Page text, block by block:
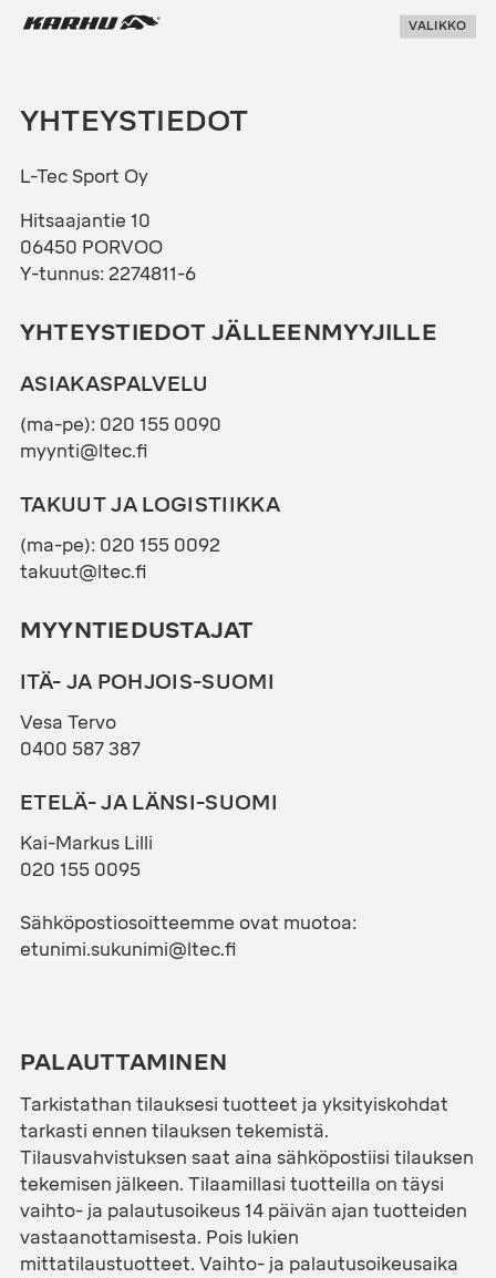
Suoraan
Karhu Pesis VALIKKO
YHTEYSTIEDOT
L-Tec Sport Oy
Hitsaajantie 10
06450 PORVOO
Y-tunnus: 2274811-6
YHTEYSTIEDOT JÄLLEENMYYJILLE
ASIAKASPALVELU
(ma-pe): 020 155 0090
myynti@ltec.fi
TAKUUT JA LOGISTIIKKA
(ma-pe): 020 155 0092
takuut@ltec.fi
MYYNTIEDUSTAJAT
ITÄ- JA POHJOIS-SUOMI
Vesa Tervo
0400 587 387
ETELÄ- JA LÄNSI-SUOMI
Kai-Markus Lilli
020 155 0095
Sähköpostiosoitteemme ovat muotoa:
etunimi.sukunimi@ltec.fi
PALAUTTAMINEN
Tarkistathan tilauksesi tuotteet ja yksityiskohdat
tarkasti ennen tilauksen tekemistä.
Tilausvahvistuksen saat aina sähköpostiisi tilauksen
tekemisen jälkeen. Tilaamillasi tuotteilla on täysi
vaihto- ja palautusoikeus 14 päivän ajan tuotteiden
vastaanottamisesta. Pois lukien
mittatilaustuotteet. Vaihto- ja palautusoikeusaika